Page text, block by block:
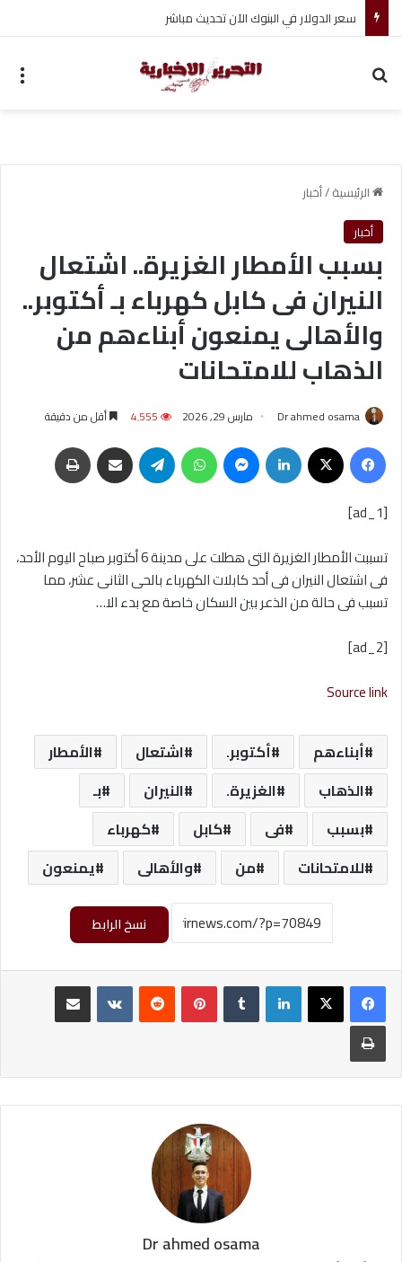
ضبط متهم بممارسة انتحال صفة ضابط واستيقاف السيارات
الرئيسية/أخبار
أخبار
بسبب الأمطار الغزيرة.. اشتعال
النيران فى كابل كهرباء بـ أكتوبر..
والأهالى يمنعون أبناءهم من
الذهاب للامتحانات
Dr ahmed osama مارس 29, 2026 4٬555 أقل من دقيقة
[ad_1]
تسببت الأمطار الغزيرة التى هطلت على مدينة 6 أكتوبر صباح اليوم الأحد،
فى اشتعال النيران فى أحد كابلات الكهرباء بالحى الثانى عشر، مما
تسبب فى حالة من الذعر بين السكان خاصة مع بدء الا…
[ad_2]
Source link
أبناءهم أكتوبر. اشتعال
الأمطار
الذهاب
الغزيرة. النيران
بـ
بسبب
فى كابل
كهرباء
للامتحانات
من والأهالى يمنعون
نسخ الرابط
لينكدإن بينتيريست
طباعة
Dr ahmed osama